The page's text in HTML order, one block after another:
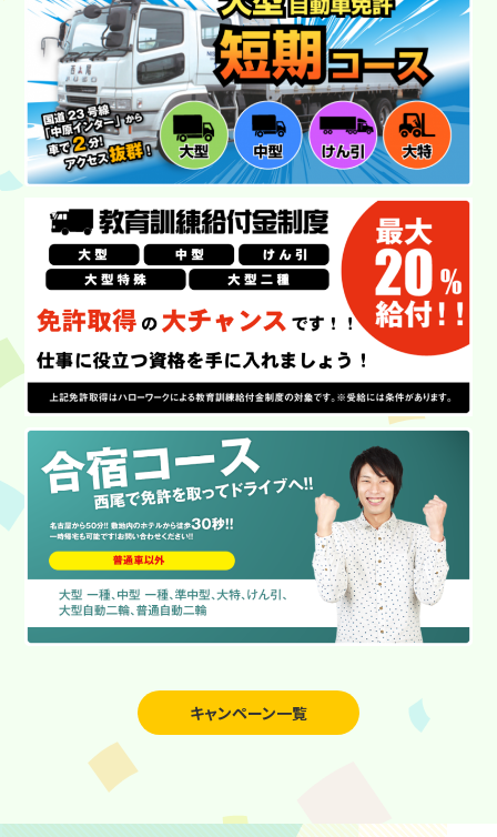
初めての方へ
キャンペーン診断
キャンペーン
合宿コース
学校案内
入校案内
各種講習
教習料金
アクセス
よくある質問
資料請求・問い合わせ
プライバシーポリシー
SDGS宣言
スタッフ紹介
お知らせ&ブログ
自動二輪免許オーダーメイド
特例教習
在校生の方
キャンペーン一覧